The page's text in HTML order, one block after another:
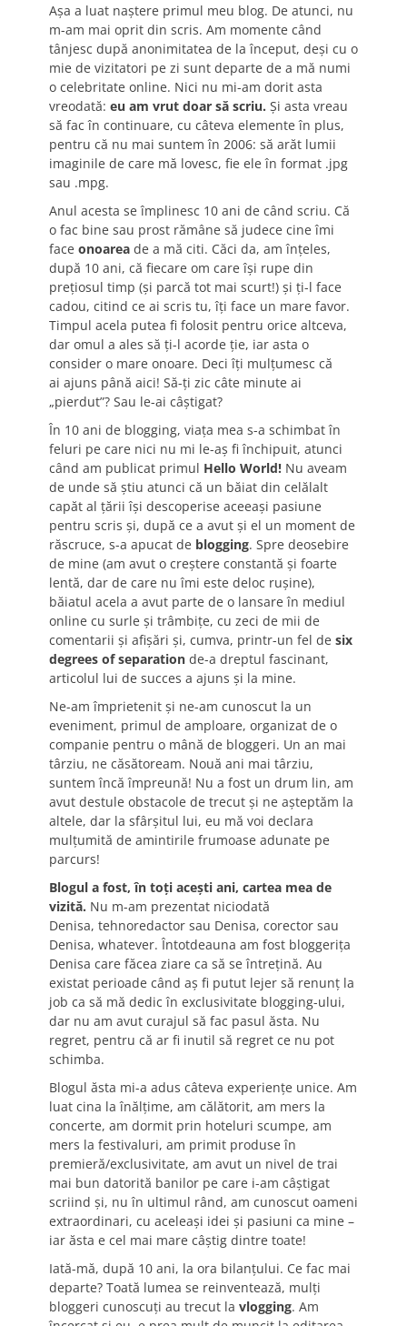
Așa a luat naștere primul meu blog. De atunci, nu
m-am mai oprit din scris. Am momente când
tânjesc după anonimitatea de la început, deși cu o
mie de vizitatori pe zi sunt departe de a mă numi
o celebritate online. Nici nu mi-am dorit asta
vreodată: eu am vrut doar să scriu. Și asta vreau
să fac în continuare, cu câteva elemente în plus,
pentru că nu mai suntem în 2006: să arăt lumii
imaginile de care mă lovesc, fie ele în format .jpg
sau .mpg.
Anul acesta se împlinesc 10 ani de când scriu. Că
o fac bine sau prost rămâne să judece cine îmi
face onoarea de a mă citi. Căci da, am înțeles,
după 10 ani, că fiecare om care își rupe din
prețiosul timp (și parcă tot mai scurt!) și ți-l face
cadou, citind ce ai scris tu, îți face un mare favor.
Timpul acela putea fi folosit pentru orice altceva,
dar omul a ales să ți-l acorde ție, iar asta o
consider o mare onoare. Deci îți mulțumesc că
ai ajuns până aici! Să-ți zic câte minute ai
„pierdut”? Sau le-ai câștigat?
În 10 ani de blogging, viața mea s-a schimbat în
feluri pe care nici nu mi le-aș fi închipuit, atunci
când am publicat primul Hello World! Nu aveam
de unde să știu atunci că un băiat din celălalt
capăt al țării își descoperise aceeași pasiune
pentru scris și, după ce a avut și el un moment de
răscruce, s-a apucat de blogging. Spre deosebire
de mine (am avut o creștere constantă și foarte
lentă, dar de care nu îmi este deloc rușine),
băiatul acela a avut parte de o lansare în mediul
online cu surle și trâmbițe, cu zeci de mii de
comentarii și afișări și, cumva, printr-un fel de six
degrees of separation de-a dreptul fascinant,
articolul lui de succes a ajuns și la mine.
Ne-am împrietenit și ne-am cunoscut la un
eveniment, primul de amploare, organizat de o
companie pentru o mână de bloggeri. Un an mai
târziu, ne căsătoream. Nouă ani mai târziu,
suntem încă împreună! Nu a fost un drum lin, am
avut destule obstacole de trecut și ne așteptăm la
altele, dar la sfârșitul lui, eu mă voi declara
mulțumită de amintirile frumoase adunate pe
parcurs!
Blogul a fost, în toți acești ani, cartea mea de
vizită. Nu m-am prezentat niciodată
Denisa, tehnoredactor sau Denisa, corector sau
Denisa, whatever. Întotdeauna am fost bloggerița
Denisa care făcea ziare ca să se întrețină. Au
existat perioade când aș fi putut lejer să renunț la
job ca să mă dedic în exclusivitate blogging-ului,
dar nu am avut curajul să fac pasul ăsta. Nu
regret, pentru că ar fi inutil să regret ce nu pot
schimba.
Blogul ăsta mi-a adus câteva experiențe unice. Am
luat cina la înălțime, am călătorit, am mers la
concerte, am dormit prin hoteluri scumpe, am
mers la festivaluri, am primit produse în
premieră/exclusivitate, am avut un nivel de trai
mai bun datorită banilor pe care i-am câștigat
scriind și, nu în ultimul rând, am cunoscut oameni
extraordinari, cu aceleași idei și pasiuni ca mine –
iar ăsta e cel mai mare câștig dintre toate!
Iată-mă, după 10 ani, la ora bilanțului. Ce fac mai
departe? Toată lumea se reinventează, mulți
bloggeri cunoscuți au trecut la vlogging. Am